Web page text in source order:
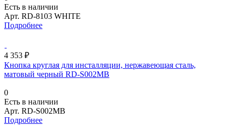
Есть в наличии
Арт. RD-8103 WHITE
Подробнее
4 353 ₽
Кнопка круглая для инсталляции, нержавеющая сталь,
матовый черный RD-S002MB
0
Есть в наличии
Арт. RD-S002MB
Подробнее